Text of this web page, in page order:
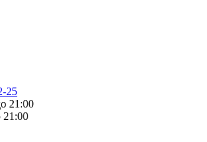
25
21:00
21:00